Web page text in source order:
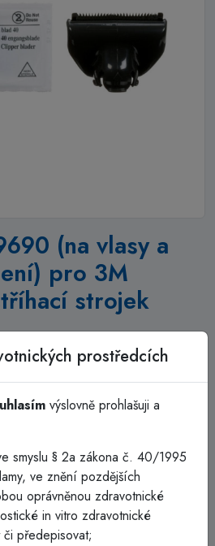
(na vlasy a
pro 3M
strojek
a husté ochlupení) pro 3M
pro 3M Chirurgický holicí
vlasy a husté ochlupení. Zajišťuje
kůží po celou dobu. Design
hladkému nebo zešikmenému
stříhací strojek 9661L s pohyblivou
se stal hlavní volbou pro týmy
prostředcích
výslovně prohlašuji a
smyslu § 2a zákona č. 40/1995
ve znění pozdějších
oprávněnou zdravotnické
in vitro zdravotnické
předepisovat;